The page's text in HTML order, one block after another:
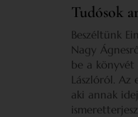
Tudósok
Beszéltünk
Nagy
be a könyvét
Lászlóról. Az
aki annak